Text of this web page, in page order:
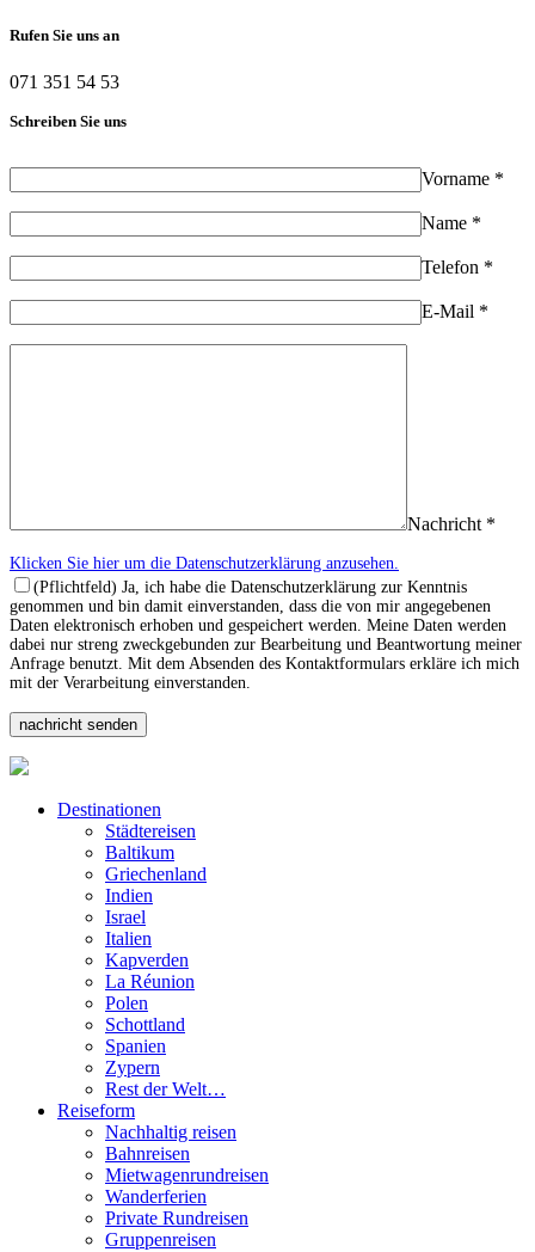
Rufen Sie uns an
071 351 54 53
Schreiben Sie uns
Vorname *
Name *
Telefon *
E-Mail *
Nachricht *
Klicken Sie hier um die Datenschutzerklärung anzusehen.
(Pflichtfeld) Ja, ich habe die Datenschutzerklärung zur Kenntnis
genommen und bin damit einverstanden, dass die von mir angegebenen
Daten elektronisch erhoben und gespeichert werden. Meine Daten werden
dabei nur streng zweckgebunden zur Bearbeitung und Beantwortung meiner
Anfrage benutzt. Mit dem Absenden des Kontaktformulars erkläre ich mich
mit der Verarbeitung einverstanden.
Destinationen
Städtereisen
Baltikum
Griechenland
Indien
Israel
Italien
Kapverden
La Réunion
Polen
Schottland
Spanien
Zypern
Rest der Welt…
Reiseform
Nachhaltig reisen
Bahnreisen
Mietwagenrundreisen
Wanderferien
Private Rundreisen
Gruppenreisen